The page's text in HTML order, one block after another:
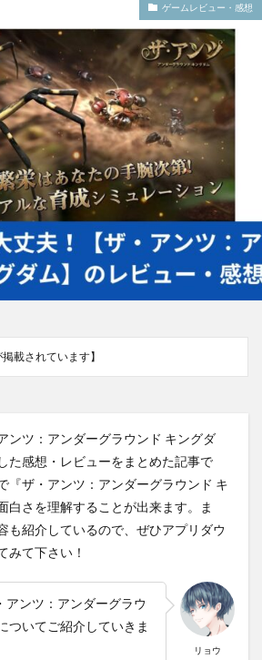
ゲームレビュー・感想
載されています】
ンツ：アンダーグラウンド キングダ
た感想・レビューをまとめた記事で
『ザ・アンツ：アンダーグラウンド キ
白さを理解することが出来ます。ま
も紹介しているので、ぜひアプリダウ
みて下さい！
リョウ
アンツ：アンダーグラウ
ついてご紹介していきま